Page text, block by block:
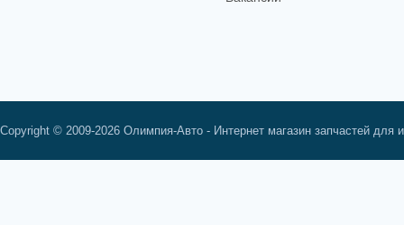
Copyright © 2009-2026 Олимпия-Авто - Интернет магазин запчастей для